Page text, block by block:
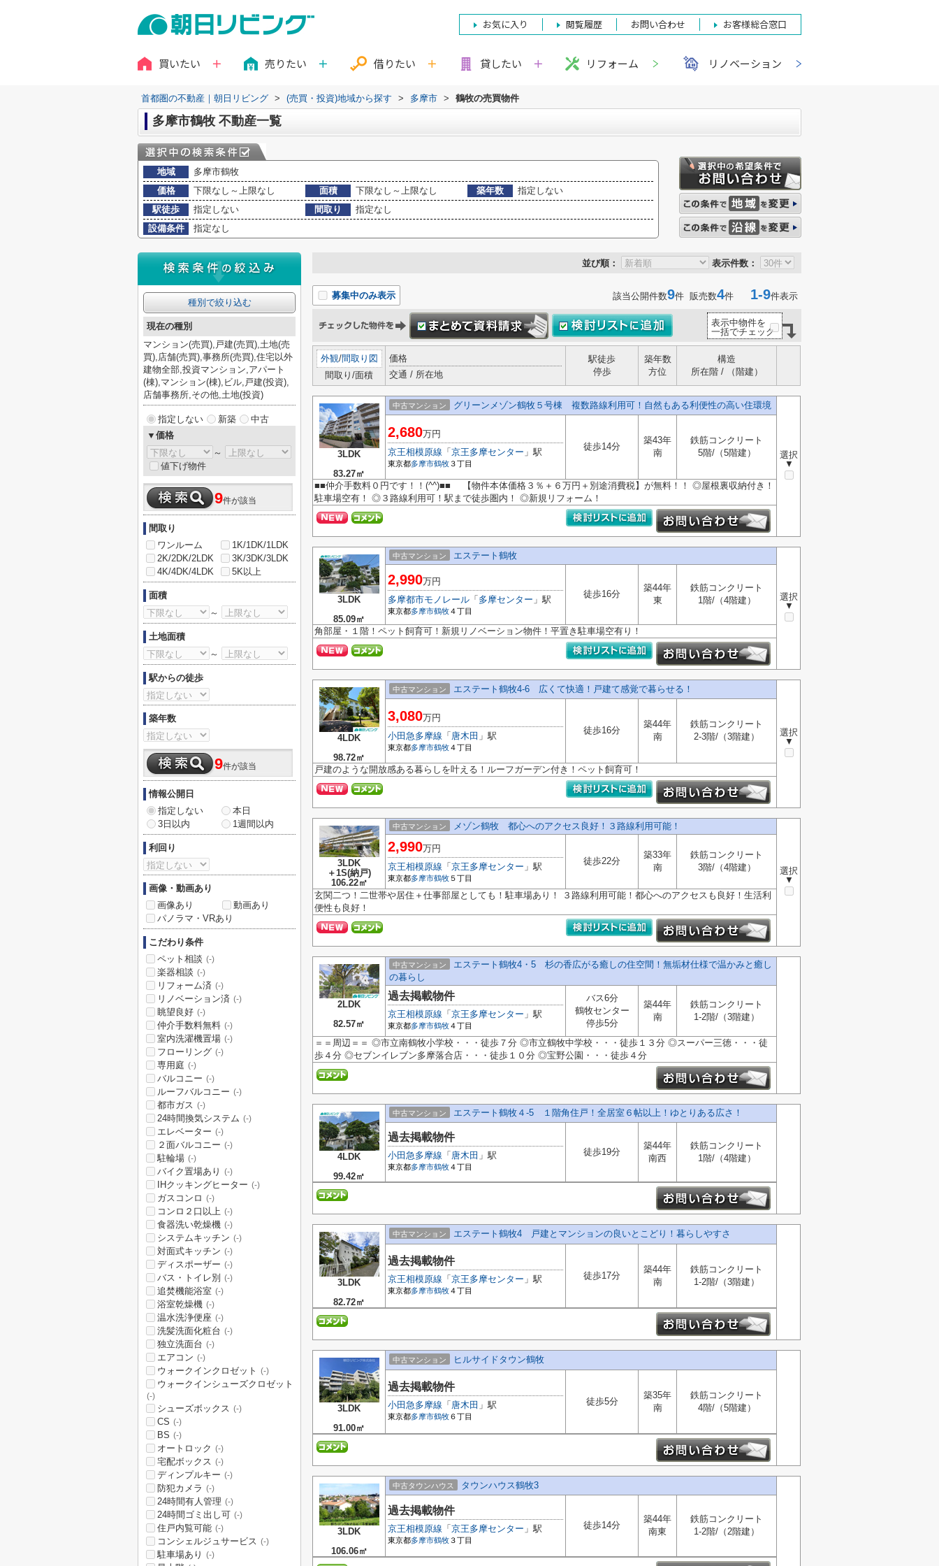
お気に入り 閲覧履歴 お問い合わせ お客様総合窓口
買いたい 売りたい 借りたい 貸したい リフォーム リノベーション
首都圏の不動産｜朝日リビング > (売買・投資)地域から探す > 多摩市 > 鶴牧の売買物件
多摩市鶴牧 不動産一覧
地域
多摩市鶴牧
価格
下限なし～上限なし 面積 下限なし～上限なし 築年数
指定しない
駅徒歩
指定しない 間取り
指定なし
設備条件
指定なし
並び順： 表示件数：
募集中のみ表示 該当公開件数9件 販売数4件 1-9件表示
表示中物件を
一括でチェック
外観/間取り図
間取り/面積
価格
交通 / 所在地
駅徒歩
停歩
築年数
方位
構造
所在階 / （階建）
3LDK
83.27㎡
中古マンション グリーンメゾン鶴牧５号棟 複数路線利用可！自然もある利便性の高い住環境
選択
▼
2,680万円
京王相模原線 「 京王多摩センター 」駅
東京都多摩市鶴牧３丁目
徒歩14分
築43年
南
鉄筋コンクリート
5階/（5階建）
■■仲介手数料０円です！！(^^)■■ 【物件本体価格３％＋６万円＋別途消費税】が無料！！ ◎屋根裏収納付き！
駐車場空有！ ◎３路線利用可！駅まで徒歩圏内！ ◎新規リフォーム！
3LDK
85.09㎡
中古マンション エステート鶴牧
選択
▼
2,990万円
多摩都市モノレール 「 多摩センター 」駅
東京都多摩市鶴牧４丁目
徒歩16分
築44年
東
鉄筋コンクリート
1階/（4階建）
角部屋・１階！ペット飼育可！新規リノベーション物件！平置き駐車場空有り！
4LDK
98.72㎡
中古マンション エステート鶴牧4-6 広くて快適！戸建て感覚で暮らせる！
選択
▼
3,080万円
小田急多摩線 「 唐木田 」駅
東京都多摩市鶴牧４丁目
徒歩16分
築44年
南
鉄筋コンクリート
2-3階/（3階建）
戸建のような開放感ある暮らしを叶える！ルーフガーデン付き！ペット飼育可！
3LDK
＋1S(納戸)
106.22㎡
中古マンション メゾン鶴牧 都心へのアクセス良好！３路線利用可能！
選択
▼
2,990万円
京王相模原線 「 京王多摩センター 」駅
東京都多摩市鶴牧 ５丁目
徒歩22分
築33年
南
鉄筋コンクリート
3階/（4階建）
玄関二つ！二世帯や居住＋仕事部屋としても！駐車場あり！ ３路線利用可能！都心へのアクセスも良好！生活利
便性も良好！
2LDK
82.57㎡
中古マンション
エステート鶴牧4・5 杉の香広がる癒しの住空間！無垢材仕様で温かみと癒し
の暮らし
過去掲載物件
京王相模原線 「 京王多摩センター 」駅
東京都多摩市鶴牧４丁目
バス6分
鶴牧センター
停歩5分
築44年
南
鉄筋コンクリート
1-2階/（3階建）
＝＝周辺＝＝ ◎市立南鶴牧小学校・・・徒歩７分 ◎市立鶴牧中学校・・・徒歩１３分 ◎スーパー三徳・・・徒
歩４分 ◎セブンイレブン多摩落合店・・・徒歩１０分 ◎宝野公園・・・徒歩４分
4LDK
99.42㎡
中古マンション エステート鶴牧４-5 １階角住戸！全居室６帖以上！ゆとりある広さ！
過去掲載物件
小田急多摩線 「 唐木田 」駅
東京都多摩市鶴牧４丁目
徒歩19分
築44年
南西
鉄筋コンクリート
1階/（4階建）
3LDK
82.72㎡
中古マンション エステート鶴牧4 戸建とマンションの良いとこどり！暮らしやすさ
過去掲載物件
京王相模原線 「 京王多摩センター 」駅
東京都多摩市鶴牧４丁目
徒歩17分
築44年
南
鉄筋コンクリート
1-2階/（3階建）
3LDK
91.00㎡
中古マンション ヒルサイドタウン鶴牧
過去掲載物件
小田急多摩線 「 唐木田 」駅
東京都多摩市鶴牧６丁目
徒歩5分
築35年
南
鉄筋コンクリート
4階/（5階建）
3LDK
106.06㎡
中古タウンハウス タウンハウス鶴牧3
過去掲載物件
京王相模原線 「 京王多摩センター 」駅
東京都多摩市鶴牧３丁目
徒歩14分
築44年
南東
鉄筋コンクリート
1-2階/（2階建）
種別で絞り込む
現在の種別
マンション(売買),戸建(売買),土地(売
買),店舗(売買),事務所(売買),住宅以外
建物全部,投資マンション,アパート
(棟),マンション(棟),ビル,戸建(投資),
店舗事務所,その他,土地(投資)
指定しない 新築
中古
▼価格
～
値下げ物件
9件が該当
間取り
ワンルーム
1K/1DK/1LDK
2K/2DK/2LDK
3K/3DK/3LDK
4K/4DK/4LDK
5K以上
面積
～
土地面積
～
駅からの徒歩
築年数
9件が該当
情報公開日
指定しない
本日
3日以内
1週間以内
利回り
画像・動画あり
画像あり
動画あり
パノラマ・VRあり
こだわり条件
ペット相談 (-)
楽器相談 (-)
リフォーム済 (-)
リノベーション済 (-)
眺望良好 (-)
仲介手数料無料 (-)
室内洗濯機置場 (-)
フローリング (-)
専用庭 (-)
バルコニー (-)
ルーフバルコニー (-)
都市ガス (-)
24時間換気システム (-)
エレベーター (-)
２面バルコニー (-)
駐輪場 (-)
バイク置場あり (-)
IHクッキングヒーター (-)
ガスコンロ (-)
コンロ２口以上 (-)
食器洗い乾燥機 (-)
システムキッチン (-)
対面式キッチン (-)
ディスポーザー (-)
バス・トイレ別 (-)
追焚機能浴室 (-)
浴室乾燥機 (-)
温水洗浄便座 (-)
洗髪洗面化粧台 (-)
独立洗面台 (-)
エアコン (-)
ウォークインクロゼット (-)
ウォークインシューズクロゼット
(-)
シューズボックス (-)
CS (-)
BS (-)
オートロック (-)
宅配ボックス (-)
ディンプルキー (-)
防犯カメラ (-)
24時間有人管理 (-)
24時間ゴミ出し可 (-)
住戸内覧可能 (-)
コンシェルジュサービス (-)
駐車場あり (-)